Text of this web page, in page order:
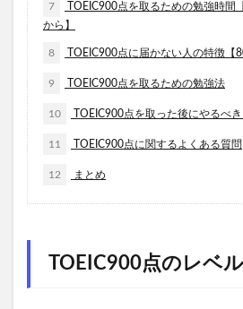
7
TOEIC900点を取るための勉強時
から】
8 TOEIC900点に届かない人の特徴【
9 TOEIC900点を取るための勉強法
10 TOEIC900点を取った後にやるべき
11 TOEIC900点に関するよくある質問
12 まとめ
TOEIC900点のレベ